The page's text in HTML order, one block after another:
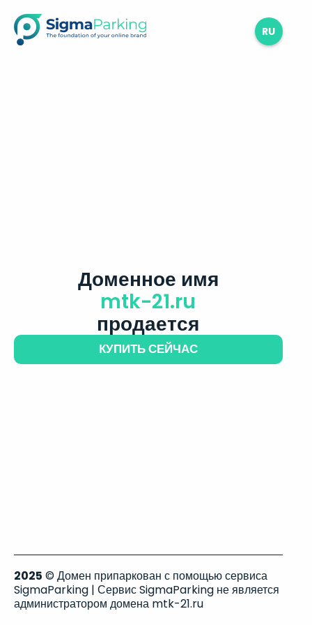
RU
Доменное имя
mtk-21.ru
продается
КУПИТЬ СЕЙЧАС
2025 © Домен припаркован с помощью сервиса
SigmaParking | Сервис SigmaParking не является
администратором домена mtk-21.ru